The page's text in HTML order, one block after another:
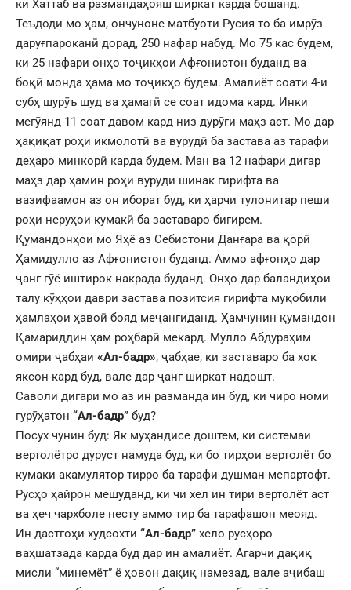
ки Хаттаб ва размандаҳояш ширкат карда бошанд.
Теъдоди мо ҳам, ончуноне матбуоти Русия то ба имрӯз
даруғпароканӣ дорад, 250 нафар набуд. Мо 75 кас будем,
ки 25 нафари онҳо тоҷикҳои Афғонистон буданд ва
боқӣ монда ҳама мо тоҷикҳо будем. Амалиёт соати 4-и
субҳ шурӯъ шуд ва ҳамагӣ се соат идома кард. Инки
мегӯянд 11 соат давом кард низ дурӯғи маҳз аст. Мо дар
ҳақиқат роҳи икмолотӣ ва вурудӣ ба застава аз тарафи
деҳаро минкорӣ карда будем. Ман ва 12 нафари дигар
маҳз дар ҳамин роҳи вуруди шинак гирифта ва
вазифаамон аз он иборат буд, ки ҳарчи тулонитар пеши
роҳи неруҳои кумакӣ ба заставаро бигирем.
Қумандонҳои мо Яҳё аз Себистони Данғара ва қорӣ
Ҳамидулло аз Афғонистон буданд. Аммо афғонҳо дар
ҷанг гӯё иштирок накрада буданд. Онҳо дар баландиҳои
талу кӯҳҳои даври застава позитсия гирифта муқобили
ҳамлаҳои ҳавоӣ бояд меҷангиданд. Ҳамчунин қумандон
Қамариддин ҳам роҳбарӣ мекард. Мулло Абдураҳим
омири ҷабҳаи «Ал-бадр», ҷабҳае, ки заставаро ба хок
яксон кард буд, вале дар ҷанг ширкат надошт.
Саволи дигари мо аз ин разманда ин буд, ки чиро номи
гурӯҳатон “Ал-бадр” буд?
Посух чунин буд: Як муҳандисе доштем, ки системаи
вертолётро дуруст намуда буд, ки бо тирҳои вертолёт бо
кумаки акамулятор тирро ба тарафи душман мепартофт.
Русҳо ҳайрон мешуданд, ки чи хел ин тири вертолёт аст
ва ҳеч чархболе несту аммо тир ба тарафашон меояд.
Ин дастгоҳи худсохти “Ал-бадр” хело русҳоро
ваҳшатзада карда буд дар ин амалиёт. Агарчи дақиқ
мисли “минемёт” ё ҳовон дақиқ намезад, вале аҷибаш